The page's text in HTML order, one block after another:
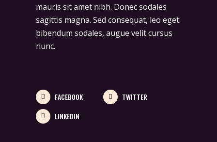
mauris sit amet nibh. Donec sodales
sagittis magna. Sed consequat, leo eget
bibendum sodales, augue velit cursus
nunc.
FACEBOOK
TWITTER
LINKEDIN